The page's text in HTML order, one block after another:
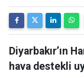
Diyarbakır’ın
hava destekli